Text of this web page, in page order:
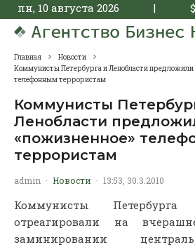
пн, 10 августа 2026 | $
Главная
Новости
Коммунисты Петербурга и Ленобласти предложили
телефонным террористам
Коммунисты
Ленобласти
«пожизненное»
террористам
admin · Новости · 13:53, 30.3.2010
Коммунисты
отреагировали на
заминировании